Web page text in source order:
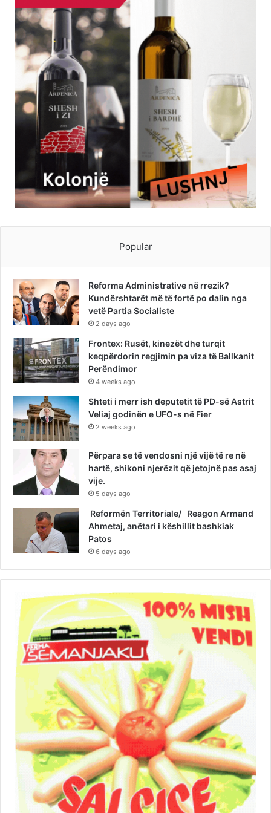
Popular
Reforma Administrative në rrezik?
Kundërshtarët më të fortë po dalin nga
vetë Partia Socialiste
2 days ago
Frontex: Rusët, kinezët dhe turqit
keqpërdorin regjimin pa viza të Ballkanit
Perëndimor
4 weeks ago
Shteti i merr ish deputetit të PD-së Astrit
Veliaj godinën e UFO-s në Fier
2 weeks ago
Përpara se të vendosni një vijë të re në
hartë, shikoni njerëzit që jetojnë pas asaj
vije.
5 days ago
Reformën Territoriale/ Reagon Armand
Ahmetaj, anëtari i këshillit bashkiak
Patos
6 days ago